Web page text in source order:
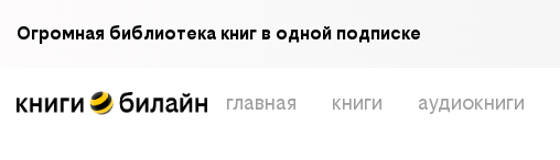
Огромная библиотека книг в одной подписке
главная книги аудиокниги